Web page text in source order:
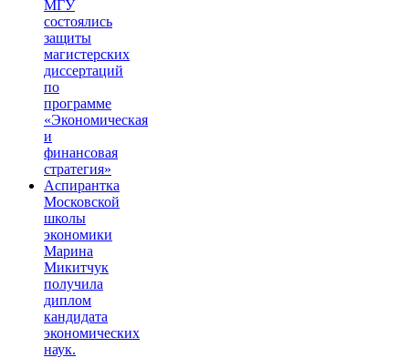
МГУ
состоялись
защиты
магистерских
диссертаций
по
программе
«Экономическая
и
финансовая
стратегия»
Аспирантка
Московской
школы
экономики
Марина
Микитчук
получила
диплом
кандидата
экономических
наук.